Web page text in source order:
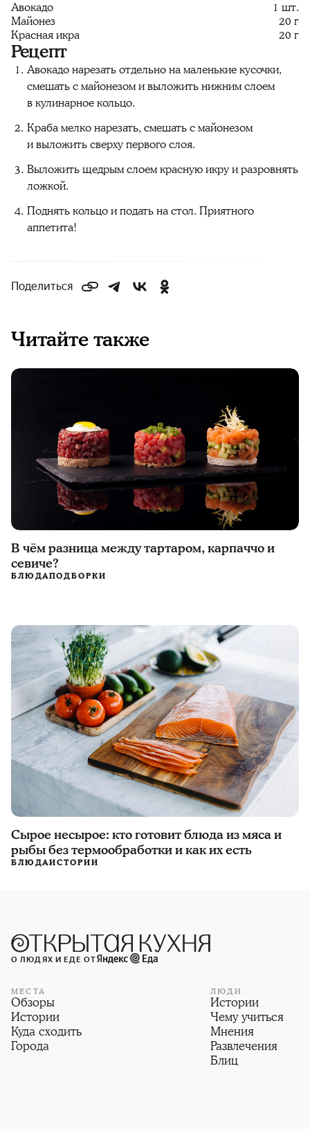
Авокадо
1 шт.
Майонез
20 г
Красная икра
20 г
Рецепт
Авокадо нарезать отдельно на маленькие кусочки,
смешать с майонезом и выложить нижним слоем
в кулинарное кольцо.
Краба мелко нарезать, смешать с майонезом
и выложить сверху первого слоя.
Выложить щедрым слоем красную икру и разровнять
ложкой.
Поднять кольцо и подать на стол. Приятного
аппетита!
Поделиться
Читайте также
В чём разница между тартаром, карпаччо и
севиче?
БЛЮДАПОДБОРКИ
Сырое несырое: кто готовит блюда из мяса и
рыбы без термообработки и как их есть
БЛЮДАИСТОРИИ
О ЛЮДЯХ И ЕДЕ ОТ
МЕСТА
Обзоры
Истории
Куда сходить
Города
ЛЮДИ
Истории
Чему учиться
Мнения
Развлечения
Блиц